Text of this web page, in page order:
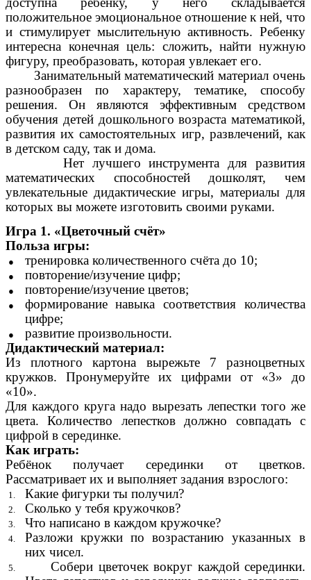
положительное эмоциональное отношение к ней, что
и стимулирует мыслительную активность. Ребенку
интересна конечная цель: сложить, найти нужную
фигуру, преобразовать, которая увлекает его.
Занимательный математический материал очень
разнообразен по характеру, тематике, способу
решения. Он являются эффективным средством
обучения детей дошкольного возраста математикой,
развития их самостоятельных игр, развлечений, как
в детском саду, так и дома.
Нет лучшего инструмента для развития
математических способностей дошколят, чем
увлекательные дидактические игры, материалы для
которых вы можете изготовить своими руками.
Игра 1. «Цветочный счёт»
Польза игры:
тренировка количественного счёта до 10;
повторение/изучение цифр;
повторение/изучение цветов;
формирование навыка соответствия количества
цифре;
развитие произвольности.
Дидактический материал:
Из плотного картона вырежьте 7 разноцветных
кружков. Пронумеруйте их цифрами от «3» до
«10».
Для каждого круга надо вырезать лепестки того же
цвета. Количество лепестков должно совпадать с
цифрой в серединке.
Как играть:
Ребёнок получает серединки от цветков.
Рассматривает их и выполняет задания взрослого:
Какие фигурки ты получил?
Сколько у тебя кружочков?
Что написано в каждом кружочке?
Разложи кружки по возрастанию указанных в
них чисел.
Собери цветочек вокруг каждой серединки.